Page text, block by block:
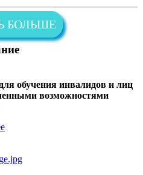
БОЛЬШЕ
обучения инвалидов и лиц
возможностями